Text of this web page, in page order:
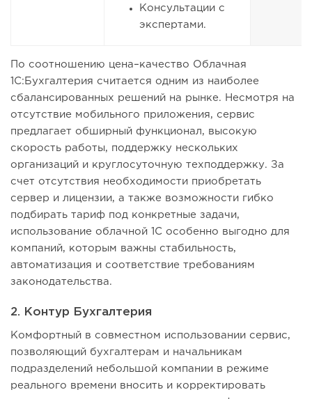
Консультации с
экспертами.
По соотношению цена–качество Облачная
1С:Бухгалтерия считается одним из наиболее
сбалансированных решений на рынке. Несмотря на
отсутствие мобильного приложения, сервис
предлагает обширный функционал, высокую
скорость работы, поддержку нескольких
организаций и круглосуточную техподдержку. За
счет отсутствия необходимости приобретать
сервер и лицензии, а также возможности гибко
подбирать тариф под конкретные задачи,
использование облачной 1С особенно выгодно для
компаний, которым важны стабильность,
автоматизация и соответствие требованиям
законодательства.
2. Контур Бухгалтерия
Комфортный в совместном использовании сервис,
позволяющий бухгалтерам и начальникам
подразделений небольшой компании в режиме
реального времени вносить и корректировать